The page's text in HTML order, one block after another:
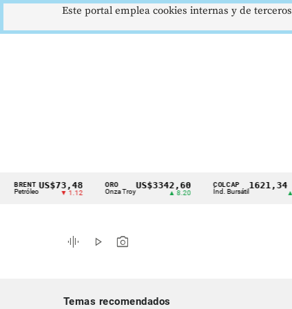
Cintillo
indicadores
económicos
US$73,48
▼ 1.12
ORO
Onza Troy
US$3342,60 COLCAP
Índ. Bursátil
1621,34 pts
graphic_eq play_arrow photo_camera
Temas recomendados
Este portal emplea cookies internas y de